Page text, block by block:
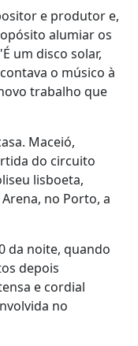
e produtor e,
alumiar os
um disco solar,
o músico à
trabalho que
Maceió,
do circuito
lisboeta,
no Porto, a
da noite, quando
depois
e cordial
no